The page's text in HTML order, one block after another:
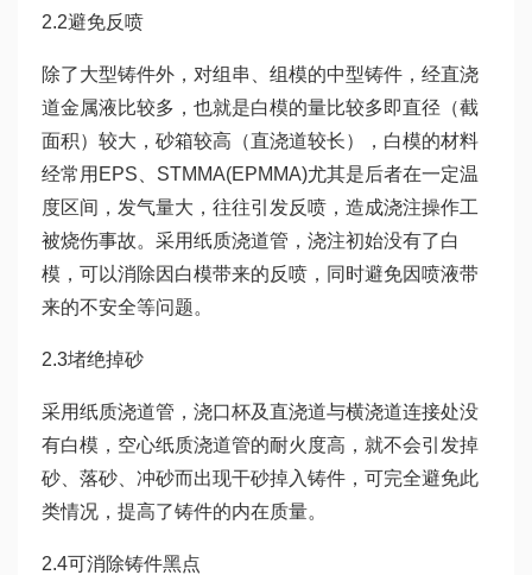
2.2避免反喷
除了大型铸件外，对组串、组模的中型铸件，经直浇
道金属液比较多，也就是白模的量比较多即直径（截
面积）较大，砂箱较高（直浇道较长），白模的材料
经常用EPS、STMMA(EPMMA)尤其是后者在一定温
度区间，发气量大，往往引发反喷，造成浇注操作工
被烧伤事故。采用纸质浇道管，浇注初始没有了白
模，可以消除因白模带来的反喷，同时避免因喷液带
来的不安全等问题。
2.3堵绝掉砂
采用纸质浇道管，浇口杯及直浇道与横浇道连接处没
有白模，空心纸质浇道管的耐火度高，就不会引发掉
砂、落砂、冲砂而出现干砂掉入铸件，可完全避免此
类情况，提高了铸件的内在质量。
2.4可消除铸件黑点